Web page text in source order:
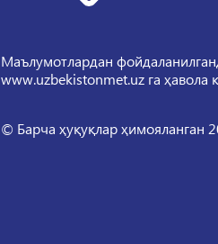
Маълумотлардан
www.uzbekistonmet.uz га ҳавола
© Барча ҳуқуқлар ҳимояланган